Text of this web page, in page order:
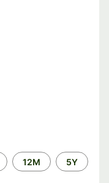
12M 5Y